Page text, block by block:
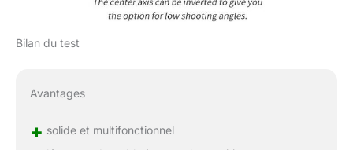
Bilan du test
Avantages
+ solide et multifonctionnel